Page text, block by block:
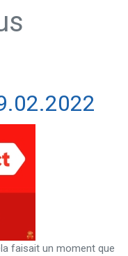
faisait un moment que